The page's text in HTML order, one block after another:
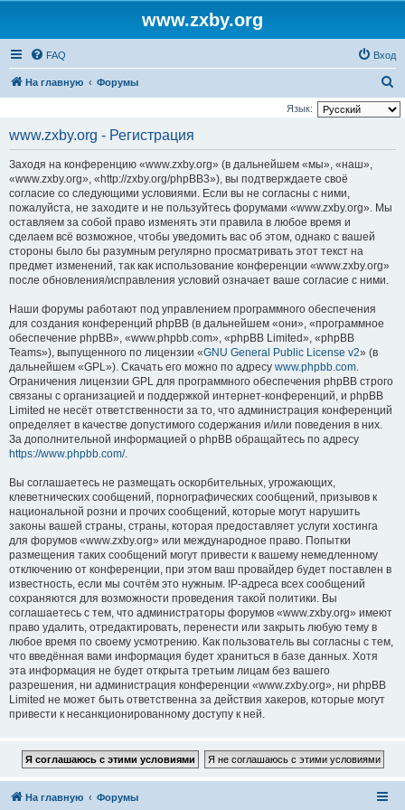
www.zxby.org
FAQ Вход
На главную Форумы
о
Язык:
www.zxby.org - Регистрация
Заходя на конференцию «www.zxby.org» (в дальнейшем «мы», «наш»,
«www.zxby.org», «http://zxby.org/phpBB3»), вы подтверждаете своё
согласие со следующими условиями. Если вы не согласны с ними,
пожалуйста, не заходите и не пользуйтесь форумами «www.zxby.org». Мы
оставляем за собой право изменять эти правила в любое время и
сделаем всё возможное, чтобы уведомить вас об этом, однако с вашей
стороны было бы разумным регулярно просматривать этот текст на
предмет изменений, так как использование конференции «www.zxby.org»
после обновления/исправления условий означает ваше согласие с ними.
Наши форумы работают под управлением программного обеспечения
для создания конференций phpBB (в дальнейшем «они», «программное
обеспечение phpBB», «www.phpbb.com», «phpBB Limited», «phpBB
Teams»), выпущенного по лицензии «GNU General Public License v2» (в
дальнейшем «GPL»). Скачать его можно по адресу www.phpbb.com.
Ограничения лицензии GPL для программного обеспечения phpBB строго
связаны с организацией и поддержкой интернет-конференций, и phpBB
Limited не несёт ответственности за то, что администрация конференций
определяет в качестве допустимого содержания и/или поведения в них.
За дополнительной информацией о phpBB обращайтесь по адресу
https://www.phpbb.com/.
Вы соглашаетесь не размещать оскорбительных, угрожающих,
клеветнических сообщений, порнографических сообщений, призывов к
национальной розни и прочих сообщений, которые могут нарушить
законы вашей страны, страны, которая предоставляет услуги хостинга
для форумов «www.zxby.org» или международное право. Попытки
размещения таких сообщений могут привести к вашему немедленному
отключению от конференции, при этом ваш провайдер будет поставлен в
известность, если мы сочтём это нужным. IP-адреса всех сообщений
сохраняются для возможности проведения такой политики. Вы
соглашаетесь с тем, что администраторы форумов «www.zxby.org» имеют
право удалить, отредактировать, перенести или закрыть любую тему в
любое время по своему усмотрению. Как пользователь вы согласны с тем,
что введённая вами информация будет храниться в базе данных. Хотя
эта информация не будет открыта третьим лицам без вашего
разрешения, ни администрация конференции «www.zxby.org», ни phpBB
Limited не может быть ответственна за действия хакеров, которые могут
привести к несанкционированному доступу к ней.
На главную Форумы